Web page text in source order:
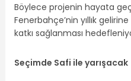
Böylece projenin hayata
Fenerbahçe’nin yıllık
katkı sağlanması
Seçimde Safi ile yarışacak